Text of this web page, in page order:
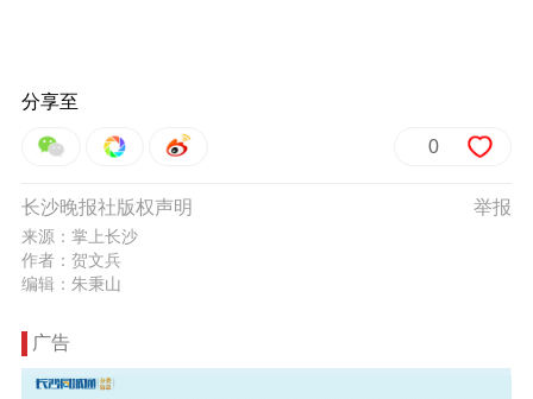
分享至
0
举报
长沙晚报社版权声明
来源：掌上长沙
作者：贺文兵
编辑：朱秉山
广告